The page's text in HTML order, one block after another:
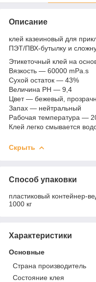
Описание
клей казеиновый для
ПЭТ/ПВХ-бутылку и
Этикеточный клей на
Вязкость — 60000 mPa.s
Сухой остаток — 43%
Величина PH — 9,4
Цвет — бежевый,
Запах — нейтральный
Рабочая температура —
Клей легко смывается
Скрыть
Способ упаковки
пластиковый контейнер-
1000 кг
Характеристики
Основные
Страна производитель
Состояние клея